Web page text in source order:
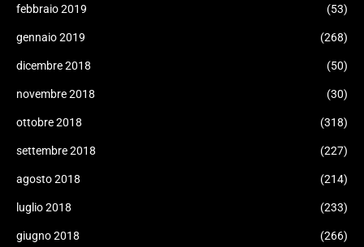
febbraio 2019 (53)
gennaio 2019 (268)
dicembre 2018 (50)
novembre 2018 (30)
ottobre 2018 (318)
settembre 2018 (227)
agosto 2018 (214)
luglio 2018 (233)
giugno 2018 (266)